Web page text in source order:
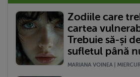
Zodiile care
cartea
Trebuie să-și
sufletul până
MARIANA VOINEA |